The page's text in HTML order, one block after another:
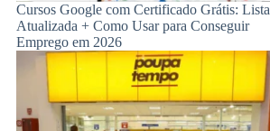
Cursos Google com Certificado Grátis: Lista
Atualizada + Como Usar para Conseguir
Emprego em 2026